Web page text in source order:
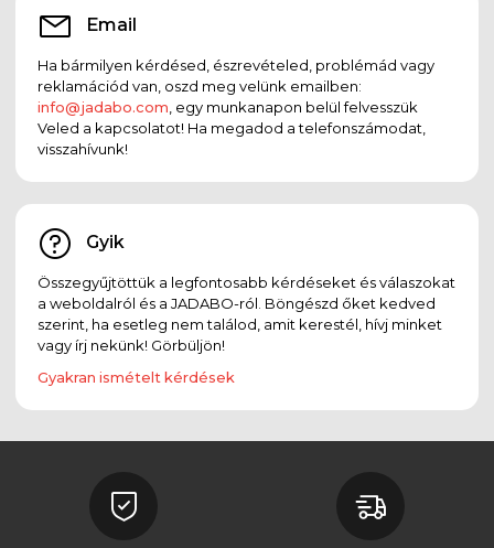
Email
Ha bármilyen kérdésed, észrevételed, problémád vagy
reklamációd van, oszd meg velünk emailben:
info@jadabo.com , egy munkanapon belül felvesszük
Veled a kapcsolatot! Ha megadod a telefonszámodat,
visszahívunk!
Gyik
Összegyűjtöttük a legfontosabb kérdéseket és válaszokat
a weboldalról és a JADABO-ról. Böngészd őket kedved
szerint, ha esetleg nem találod, amit kerestél, hívj minket
vagy írj nekünk! Görbüljön!
Gyakran ismételt kérdések